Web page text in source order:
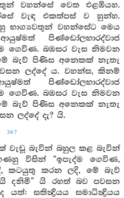
වහන්සේ වෙත එළඹියහ.
වැඳ එකත්පස් ව හුන්හ.
භාග්‍යවතුන් වහන්සේට මෙය
පිණ්ඩෝලභාරද්වාජ
ගෙවිණ. බඹසර වැස නිමවන
බැව් පිණිස අනෙකක් නැතැ
ලද්දේ ය. වහන්ස, කිනම්
පිණ්ඩෝලභාරද්වාජ
ගෙවිණ. බඹසර වැස නිමවන
බැව් පිණිස අනෙකක් නැතැ
ලද්දේ දැ? යි.
397
වැඩූ බැවින් බහුල කළ බැවින්
විසින් “ඉපැද්ම ගෙවිණ,
කටයුතු කරන ලදි, මේ බැව්
දනිමි” යි රහත් බව පවසන
සතින්‍ද්‍රියය සමාධින්‍ද්‍රියය